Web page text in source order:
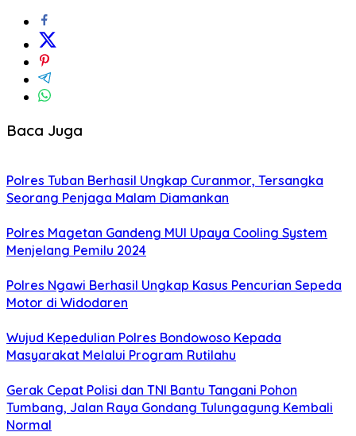
Baca Juga
Polres Tuban Berhasil Ungkap Curanmor, Tersangka
Seorang Penjaga Malam Diamankan
Polres Magetan Gandeng MUI Upaya Cooling System
Menjelang Pemilu 2024
Polres Ngawi Berhasil Ungkap Kasus Pencurian Sepeda
Motor di Widodaren
Wujud Kepedulian Polres Bondowoso Kepada
Masyarakat Melalui Program Rutilahu
Gerak Cepat Polisi dan TNI Bantu Tangani Pohon
Tumbang, Jalan Raya Gondang Tulungagung Kembali
Normal